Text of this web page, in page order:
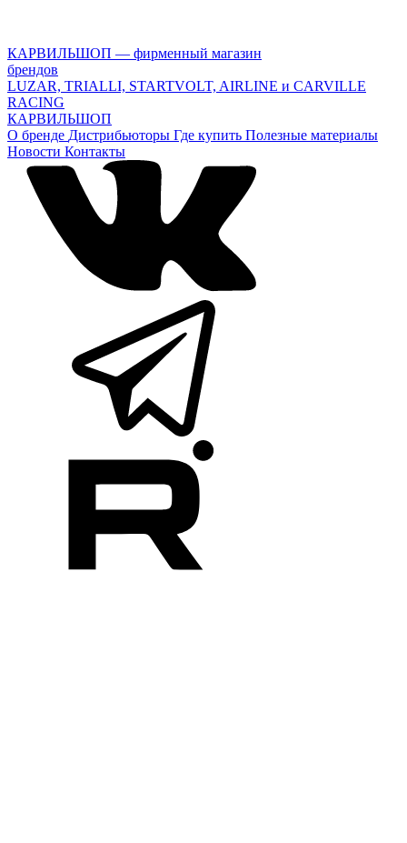
КАРВИЛЬШОП — фирменный магазин
брендов
LUZAR, TRIALLI, STARTVOLT, AIRLINE и CARVILLE
RACING
КАРВИЛЬШОП
О бренде Дистрибьюторы Где купить Полезные материалы
Новости Контакты